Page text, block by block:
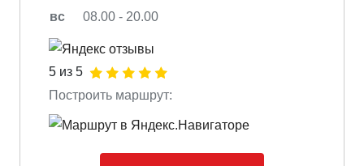
вс
08.00 - 20.00
5 из 5
Построить маршрут: